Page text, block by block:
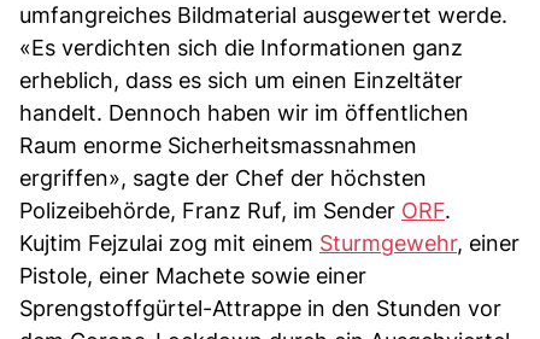
umfangreiches Bildmaterial ausgewertet werde.
«Es verdichten sich die Informationen ganz
erheblich, dass es sich um einen Einzeltäter
handelt. Dennoch haben wir im öffentlichen
Raum enorme Sicherheitsmassnahmen
ergriffen», sagte der Chef der höchsten
Polizeibehörde, Franz Ruf, im Sender ORF.
Kujtim Fejzulai zog mit einem Sturmgewehr, einer
Pistole, einer Machete sowie einer
Sprengstoffgürtel-Attrappe in den Stunden vor